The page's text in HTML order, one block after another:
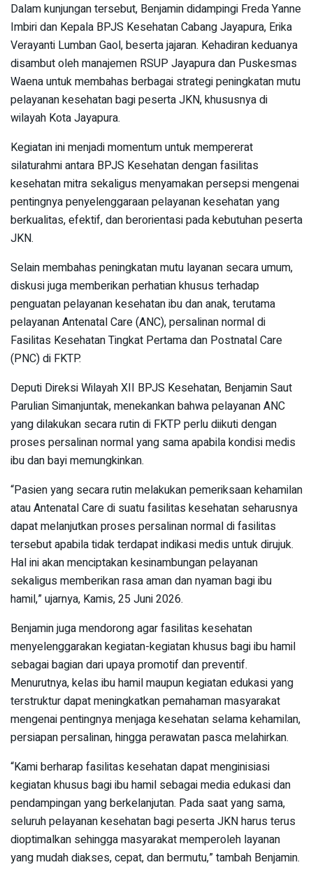
Dalam kunjungan tersebut, Benjamin didampingi Freda Yanne
Imbiri dan Kepala BPJS Kesehatan Cabang Jayapura, Erika
Verayanti Lumban Gaol, beserta jajaran. Kehadiran keduanya
disambut oleh manajemen RSUP Jayapura dan Puskesmas
Waena untuk membahas berbagai strategi peningkatan mutu
pelayanan kesehatan bagi peserta JKN, khususnya di
wilayah Kota Jayapura.
Kegiatan ini menjadi momentum untuk mempererat
silaturahmi antara BPJS Kesehatan dengan fasilitas
kesehatan mitra sekaligus menyamakan persepsi mengenai
pentingnya penyelenggaraan pelayanan kesehatan yang
berkualitas, efektif, dan berorientasi pada kebutuhan peserta
JKN.
Selain membahas peningkatan mutu layanan secara umum,
diskusi juga memberikan perhatian khusus terhadap
penguatan pelayanan kesehatan ibu dan anak, terutama
pelayanan Antenatal Care (ANC), persalinan normal di
Fasilitas Kesehatan Tingkat Pertama dan Postnatal Care
(PNC) di FKTP.
Deputi Direksi Wilayah XII BPJS Kesehatan, Benjamin Saut
Parulian Simanjuntak, menekankan bahwa pelayanan ANC
yang dilakukan secara rutin di FKTP perlu diikuti dengan
proses persalinan normal yang sama apabila kondisi medis
ibu dan bayi memungkinkan.
“Pasien yang secara rutin melakukan pemeriksaan kehamilan
atau Antenatal Care di suatu fasilitas kesehatan seharusnya
dapat melanjutkan proses persalinan normal di fasilitas
tersebut apabila tidak terdapat indikasi medis untuk dirujuk.
Hal ini akan menciptakan kesinambungan pelayanan
sekaligus memberikan rasa aman dan nyaman bagi ibu
hamil,” ujarnya, Kamis, 25 Juni 2026.
Benjamin juga mendorong agar fasilitas kesehatan
menyelenggarakan kegiatan-kegiatan khusus bagi ibu hamil
sebagai bagian dari upaya promotif dan preventif.
Menurutnya, kelas ibu hamil maupun kegiatan edukasi yang
terstruktur dapat meningkatkan pemahaman masyarakat
mengenai pentingnya menjaga kesehatan selama kehamilan,
persiapan persalinan, hingga perawatan pasca melahirkan.
“Kami berharap fasilitas kesehatan dapat menginisiasi
kegiatan khusus bagi ibu hamil sebagai media edukasi dan
pendampingan yang berkelanjutan. Pada saat yang sama,
seluruh pelayanan kesehatan bagi peserta JKN harus terus
dioptimalkan sehingga masyarakat memperoleh layanan
yang mudah diakses, cepat, dan bermutu,” tambah Benjamin.